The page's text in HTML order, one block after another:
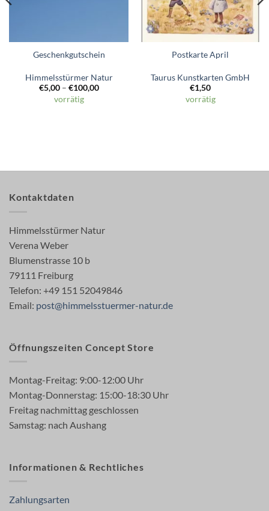
Geschenkgutschein
Himmelsstürmer Natur
€5,00– €100,00
vorrätig
Postkarte April
Taurus Kunstkarten GmbH
€1,50
vorrätig
Kontaktdaten
Himmelsstürmer Natur
Verena Weber
Blumenstrasse 10 b
79111 Freiburg
Telefon: +49 151 52049846
Email: post@himmelsstuermer-natur.de
Öffnungszeiten Concept Store
Montag-Freitag: 9:00-12:00 Uhr
Montag-Donnerstag: 15:00-18:30 Uhr
Freitag nachmittag geschlossen
Samstag: nach Aushang
Informationen & Rechtliches
Zahlungsarten